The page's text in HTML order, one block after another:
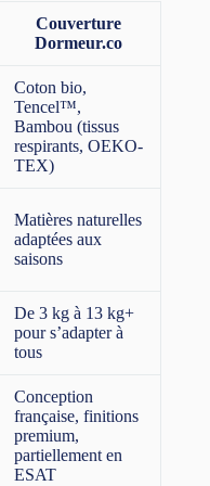
Couverture
Dormeur.co
Coton bio,
Tencel™,
Bambou (tissus
respirants, OEKO-
TEX)
Matières naturelles
adaptées aux
saisons
De 3 kg à 13 kg+
pour s’adapter à
tous
Conception
française, finitions
premium,
partiellement en
ESAT